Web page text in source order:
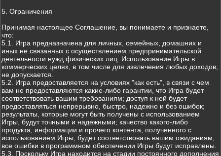
5. Ограничения
Принимая настоящее Соглашение, вы понимаете и признаете,
что:
5.1. Игра предназначена для личных, семейных, домашних и
иных не связанных с осуществлением предпринимательской
деятельности нужд физических лиц. Использование Игры в
коммерческих целях, в том числе для извлечения любых доходов,
не допускается.
5.2. Игра предоставляется на условиях "как есть", в связи с чем
вам не предоставляются какие-либо гарантии, что Игра будет
соответствовать вашим требованиям; доступ к ней будет
предоставляться непрерывно, быстро, надежно и без ошибок;
результаты, которые могут быть получены с использованием
Игры, будут точными и надежными; качество какого-либо
продукта, информации и прочего контента, полученного с
использованием Игры, будет соответствовать вашим ожиданиям;
все ошибки в программном обеспечении Игры будут исправлены.
5.3. Поскольку Игра находится на стадии постоянного дополнения